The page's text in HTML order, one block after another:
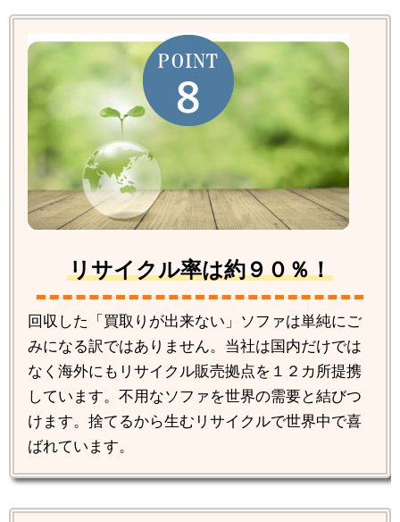
リサイクル率は約９０％！
回収した「買取りが出来ない」ソファは単純にご
みになる訳ではありません。当社は国内だけでは
なく海外にもリサイクル販売拠点を１２カ所提携
しています。不用なソファを世界の需要と結びつ
けます。捨てるから生むリサイクルで世界中で喜
ばれています。